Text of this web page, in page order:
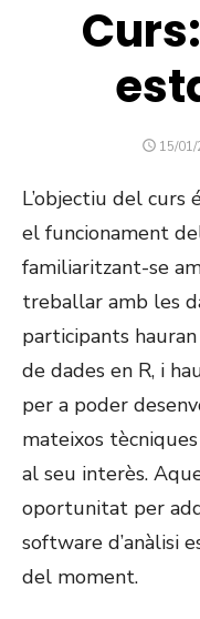
15/
L’objectiu del
el funcionament
familiaritzant-se
treballar amb les
participants
de dades en R, i
per a poder
mateixos
al seu interès.
oportunitat per
software d’anàlisi
del moment.